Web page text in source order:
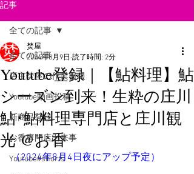
記事
全ての記事
店主焚屋の作業日報
Youtube動画投稿
新商品登録
お香専門店出来事
Youtube#shorts
全ての記事
Youtube登録｜【鮎料理】鮎
シーズン到来！生粋の庄川
鮎･鮎料理専門店と庄川観
光 @お香
焚屋
2024年8月9日 読了時間: 2分
（2024年8月4日夜にアップ予定）